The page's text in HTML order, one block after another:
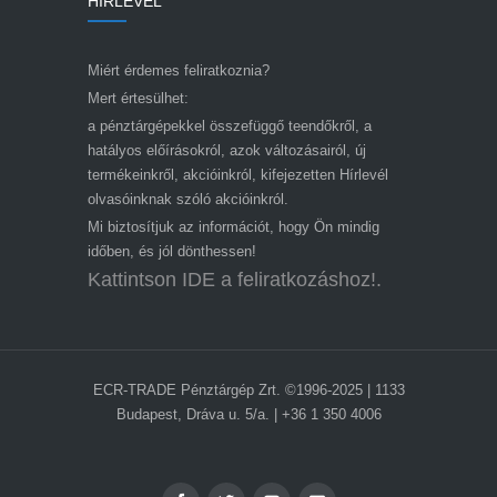
Miért érdemes feliratkoznia?
Mert értesülhet:
a pénztárgépekkel összefüggő teendőkről, a
hatályos előírásokról, azok változásairól, új
termékeinkről, akcióinkról, kifejezetten Hírlevél
olvasóinknak szóló akcióinkról.
Mi biztosítjuk az információt, hogy Ön mindig
időben, és jól dönthessen!
Kattintson IDE a feliratkozáshoz!.
ECR-TRADE Pénztárgép Zrt. ©1996-2025 | 1133
Budapest, Dráva u. 5/a. | +36 1 350 4006